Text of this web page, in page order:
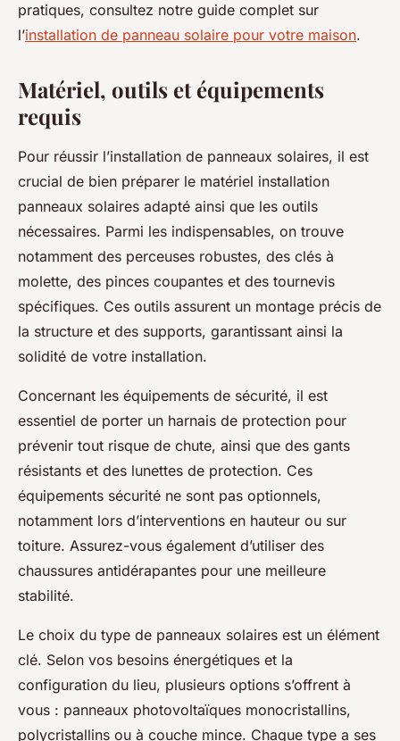
pratiques, consultez notre guide complet sur
l’installation de panneau solaire pour votre maison.
Matériel, outils et équipements
requis
Pour réussir l’installation de panneaux solaires, il est
crucial de bien préparer le matériel installation
panneaux solaires adapté ainsi que les outils
nécessaires. Parmi les indispensables, on trouve
notamment des perceuses robustes, des clés à
molette, des pinces coupantes et des tournevis
spécifiques. Ces outils assurent un montage précis de
la structure et des supports, garantissant ainsi la
solidité de votre installation.
Concernant les équipements de sécurité, il est
essentiel de porter un harnais de protection pour
prévenir tout risque de chute, ainsi que des gants
résistants et des lunettes de protection. Ces
équipements sécurité ne sont pas optionnels,
notamment lors d’interventions en hauteur ou sur
toiture. Assurez-vous également d’utiliser des
chaussures antidérapantes pour une meilleure
stabilité.
Le choix du type de panneaux solaires est un élément
clé. Selon vos besoins énergétiques et la
configuration du lieu, plusieurs options s’offrent à
vous : panneaux photovoltaïques monocristallins,
polycristallins ou à couche mince. Chaque type a ses